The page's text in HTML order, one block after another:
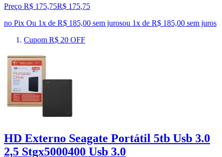
Preço R$ 175,75R$ 175,75
no Pix Ou 1x de R$ 185,00 sem jurosou 1x de R$ 185,00 sem juros
Cupom R$ 20 OFF
HD Externo Seagate Portátil 5tb Usb 3.0
2,5 Stgx5000400 Usb 3.0